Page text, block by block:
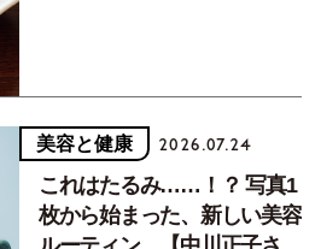
美容と健康 2026.07.24
これはたるみ……！？ 写真1
枚から始まった、新しい美容